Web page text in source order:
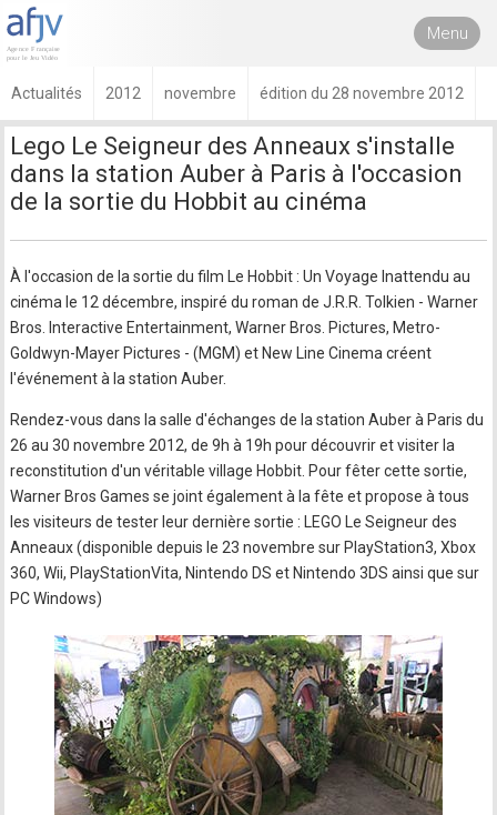
Menu
Actualités 2012 novembre édition du 28 novembre 2012
Lego Le Seigneur des Anneaux s'installe
dans la station Auber à Paris à l'occasion
de la sortie du Hobbit au cinéma
À l'occasion de la sortie du film Le Hobbit : Un Voyage Inattendu au
cinéma le 12 décembre, inspiré du roman de J.R.R. Tolkien - Warner
Bros. Interactive Entertainment, Warner Bros. Pictures, Metro-
Goldwyn-Mayer Pictures - (MGM) et New Line Cinema créent
l'événement à la station Auber.
Rendez-vous dans la salle d'échanges de la station Auber à Paris du
26 au 30 novembre 2012, de 9h à 19h pour découvrir et visiter la
reconstitution d'un véritable village Hobbit. Pour fêter cette sortie,
Warner Bros Games se joint également à la fête et propose à tous
les visiteurs de tester leur dernière sortie : LEGO Le Seigneur des
Anneaux (disponible depuis le 23 novembre sur PlayStation3, Xbox
360, Wii, PlayStationVita, Nintendo DS et Nintendo 3DS ainsi que sur
PC Windows)